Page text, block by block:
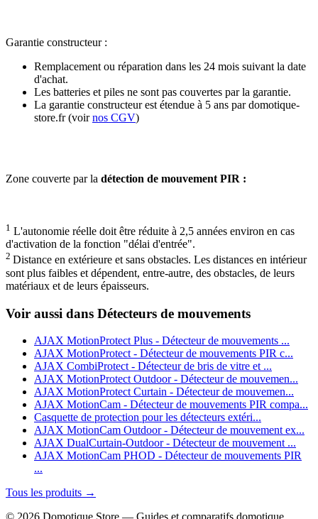
Garantie constructeur:
Remplacement ou réparation dans les 24 mois suivant la date
d'achat.
Les batteries et piles ne sont pas couvertes par la garantie.
La garantie constructeur est étendue à 5 ans par domotique-
store.fr(voirnos CGV)
Zone couverte par la détection de mouvement PIR :
1 L'autonomie réelle doit être réduite à 2,5 années environ en cas
d'activation de la fonction "délai d'entrée".
2 Distance en extérieure et sans obstacles. Les distances en intérieur
sont plus faibles et dépendent, entre-autre, des obstacles, de leurs
matériaux et de leurs épaisseurs.
Voir aussi dans Détecteurs de mouvements
AJAX MotionProtect Plus - Détecteur de mouvements ...
AJAX MotionProtect - Détecteur de mouvements PIR c...
AJAX CombiProtect - Détecteur de bris de vitre et ...
AJAX MotionProtect Outdoor - Détecteur de mouvemen...
AJAX MotionProtect Curtain - Détecteur de mouvemen...
AJAX MotionCam - Détecteur de mouvements PIR compa...
Casquette de protection pour les détecteurs extéri...
AJAX MotionCam Outdoor - Détecteur de mouvement ex...
AJAX DualCurtain-Outdoor - Détecteur de mouvement ...
AJAX MotionCam PHOD - Détecteur de mouvements PIR
...
Tous les produits →